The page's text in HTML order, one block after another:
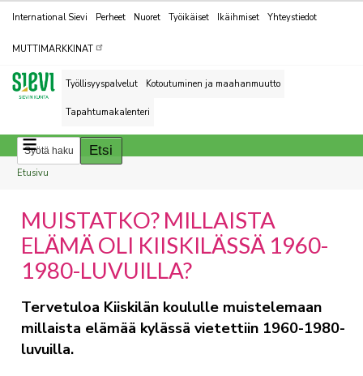
Kohderyhmät
International Sievi Perheet Nuoret Työikäiset Ikäihmiset Yhteystiedot
MUTTIMARKKINAT
Työllisyyspalvelut Kotoutuminen ja maahanmuutto
Tapahtumakalenteri
Breadcrumbs
You
here:
Etusivu
MUISTATKO? MILLAISTA
ELÄMÄ OLI KIISKILÄSSÄ 1960-
1980-LUVUILLA?
Tervetuloa Kiiskilän koululle muistelemaan
millaista elämää kylässä vietettiin 1960-1980-
luvuilla.